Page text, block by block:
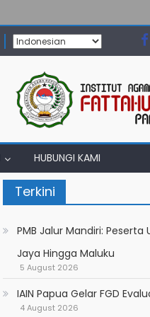
HUBUNGI KAMI
Terkini
PMB Jalur Mandiri: Peserta
Jaya Hingga Maluku
5 August 2026
IAIN Papua Gelar FGD
4 August 2026